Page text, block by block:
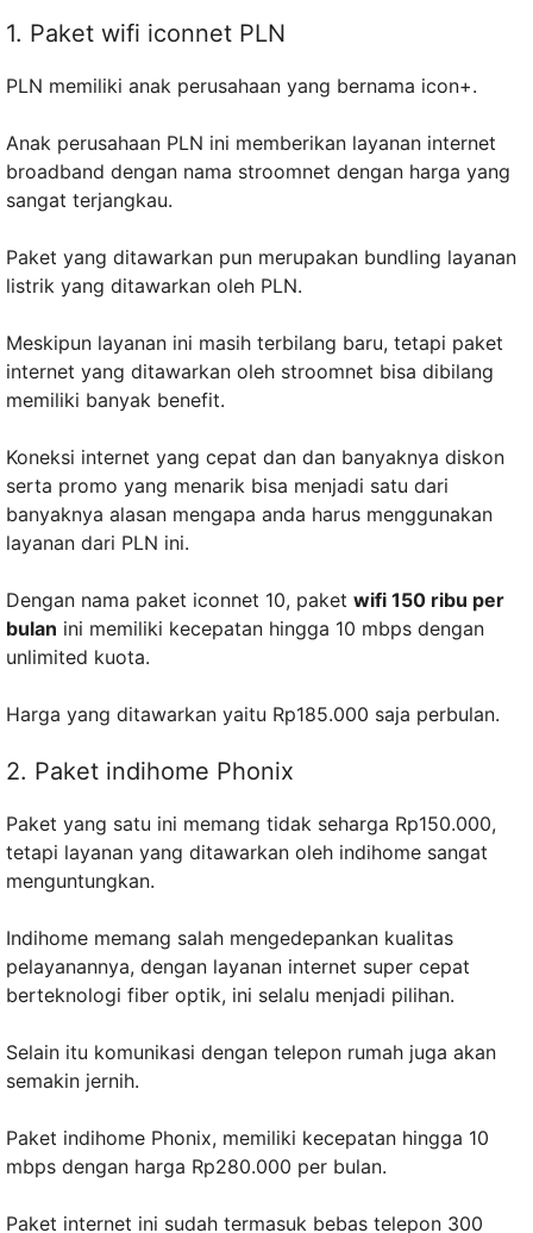
1. Paket wifi iconnet PLN
PLN memiliki anak perusahaan yang bernama icon+.
Anak perusahaan PLN ini memberikan layanan internet
broadband dengan nama stroomnet dengan harga yang
sangat terjangkau.
Paket yang ditawarkan pun merupakan bundling layanan
listrik yang ditawarkan oleh PLN.
Meskipun layanan ini masih terbilang baru, tetapi paket
internet yang ditawarkan oleh stroomnet bisa dibilang
memiliki banyak benefit.
Koneksi internet yang cepat dan dan banyaknya diskon
serta promo yang menarik bisa menjadi satu dari
banyaknya alasan mengapa anda harus menggunakan
layanan dari PLN ini.
Dengan nama paket iconnet 10, paket wifi 150 ribu per
bulan ini memiliki kecepatan hingga 10 mbps dengan
unlimited kuota.
Harga yang ditawarkan yaitu Rp185.000 saja perbulan.
2. Paket indihome Phonix
Paket yang satu ini memang tidak seharga Rp150.000,
tetapi layanan yang ditawarkan oleh indihome sangat
menguntungkan.
Indihome memang salah mengedepankan kualitas
pelayanannya, dengan layanan internet super cepat
berteknologi fiber optik, ini selalu menjadi pilihan.
Selain itu komunikasi dengan telepon rumah juga akan
semakin jernih.
Paket indihome Phonix, memiliki kecepatan hingga 10
mbps dengan harga Rp280.000 per bulan.
Paket internet ini sudah termasuk bebas telepon 300